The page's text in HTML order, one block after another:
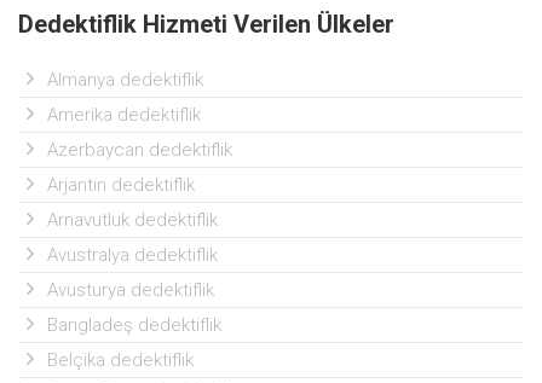
Dedektiflik Hizmeti Verilen Ülkeler
Almanya dedektiflik
Amerika dedektiflik
Azerbaycan dedektiflik
Arjantin dedektiflik
Arnavutluk dedektiflik
Avustralya dedektiflik
Avusturya dedektiflik
Bangladeş dedektiflik
Belçika dedektiflik